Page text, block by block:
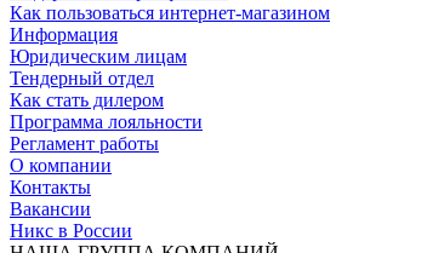
Как пользоваться интернет-магазином
Информация
Юридическим лицам
Тендерный отдел
Как стать дилером
Программа лояльности
Регламент работы
О компании
Контакты
Вакансии
Никс в России